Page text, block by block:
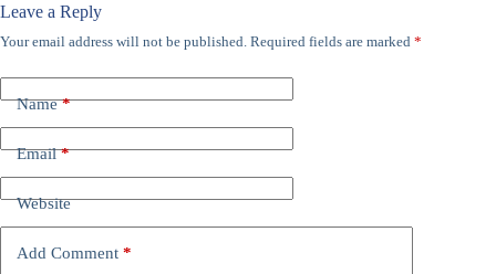
Leave a Reply
Your email address will not be published. Required fields are marked *
Name*
Email*
Website
Add Comment *